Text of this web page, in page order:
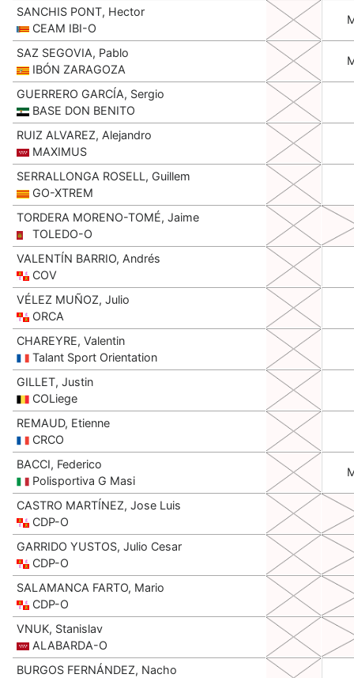
SANCHIS PONT, Hector
CEAM IBI-O
SAZ SEGOVIA, Pablo
IBÓN ZARAGOZA
GUERRERO GARCÍA, Sergio
BASE DON BENITO
RUIZ ALVAREZ, Alejandro
MAXIMUS
SERRALLONGA ROSELL, Guillem
GO-XTREM
TORDERA MORENO-TOMÉ, Jaime
TOLEDO-O
VALENTÍN BARRIO, Andrés
COV
VÉLEZ MUÑOZ, Julio
ORCA
CHAREYRE, Valentin
Talant Sport Orientation
GILLET, Justin
COLiege
REMAUD, Etienne
CRCO
BACCI, Federico
Polisportiva G Masi
CASTRO MARTÍNEZ, Jose Luis
CDP-O
GARRIDO YUSTOS, Julio Cesar
CDP-O
SALAMANCA FARTO, Mario
CDP-O
VNUK, Stanislav
ALABARDA-O
BURGOS FERNÁNDEZ, Nacho